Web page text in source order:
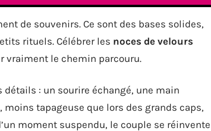
de souvenirs. Ce sont des bases solides,
rituels. Célébrer les noces de velours
vraiment le chemin parcouru.
: un sourire échangé, une main
moins tapageuse que lors des grands caps,
moment suspendu, le couple se réinvente